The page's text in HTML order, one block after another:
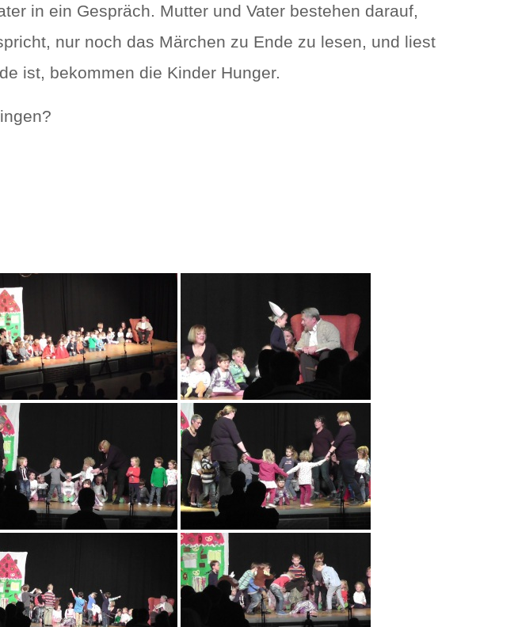
in ein Gespräch. Mutter und Vater bestehen darauf,
nur noch das Märchen zu Ende zu lesen, und liest
ist, bekommen die Kinder Hunger.